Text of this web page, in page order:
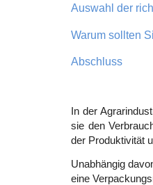
Auswahl der
Warum sollten
Abschluss
In der
sie den
der Produktivität
Unabhängig
eine